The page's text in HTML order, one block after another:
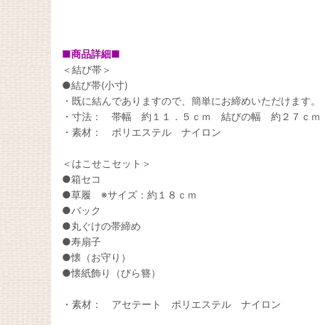
■商品詳細■
＜結び帯＞
●結び帯(小寸)
・既に結んでありますので、簡単にお締めいただけます。
・寸法： 帯幅 約１１．５ｃｍ 結びの幅 約２７ｃｍ
・素材： ポリエステル ナイロン
＜はこせこセット＞
●箱セコ
●草履 ※サイズ：約１８ｃｍ
●バック
●丸ぐけの帯締め
●寿扇子
●懐（お守り）
●懐紙飾り（びら簪）
・素材： アセテート ポリエステル ナイロン